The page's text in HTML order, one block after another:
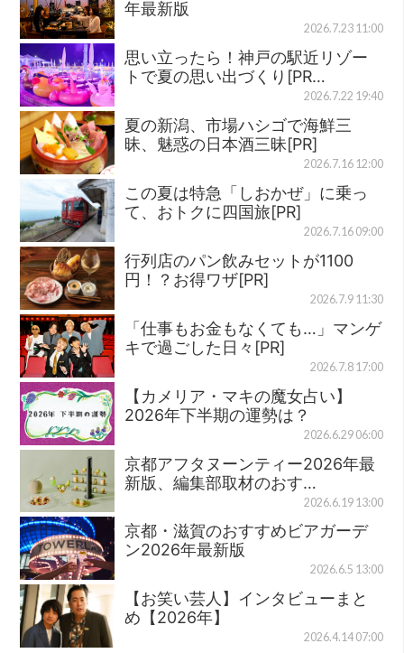
年最新版
2026.7.23 11:00
思い立ったら！神戸の駅近リゾー
トで夏の思い出づくり[PR…
2026.7.22 19:40
夏の新潟、市場ハシゴで海鮮三
昧、魅惑の日本酒三昧[PR]
2026.7.16 12:00
この夏は特急「しおかぜ」に乗っ
て、おトクに四国旅[PR]
2026.7.16 09:00
行列店のパン飲みセットが1100
円！？お得ワザ[PR]
2026.7.9 11:30
「仕事もお金もなくても…」マンゲ
キで過ごした日々[PR]
2026.7.8 17:00
【カメリア・マキの魔女占い】
2026年下半期の運勢は？
2026.6.29 06:00
京都アフタヌーンティー2026年最
新版、編集部取材のおす…
2026.6.19 13:00
京都・滋賀のおすすめビアガーデ
ン2026年最新版
2026.6.5 13:00
【お笑い芸人】インタビューまと
め【2026年】
2026.4.14 07:00